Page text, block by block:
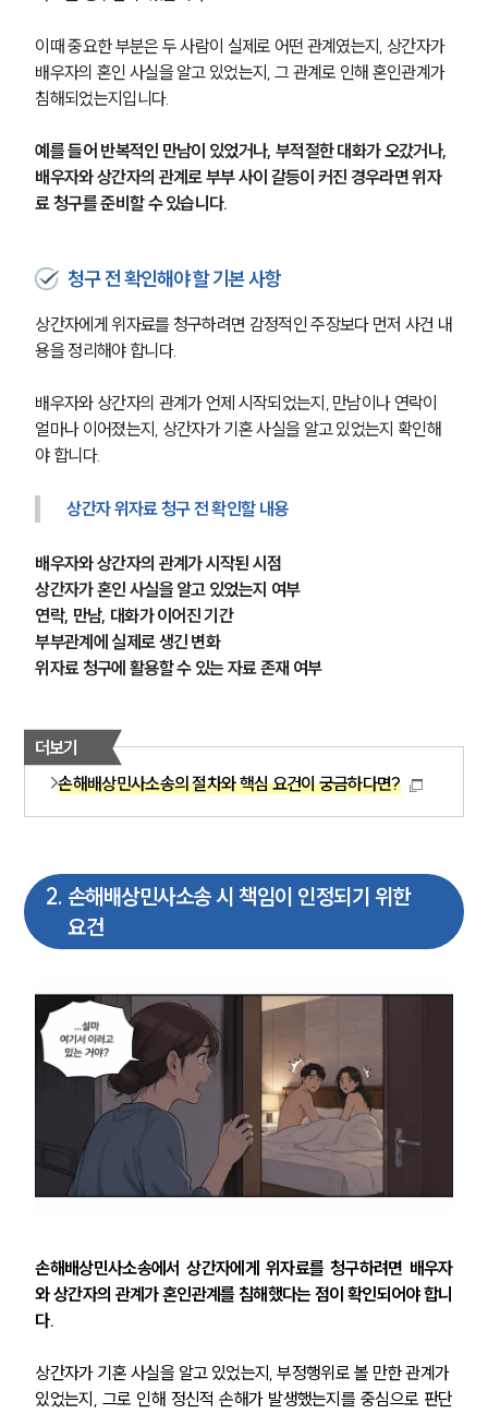
이때 중요한 부분은 두 사람이 실제로 어떤 관계였는지, 상간자가
배우자의 혼인 사실을 알고 있었는지, 그 관계로 인해 혼인관계가
침해되었는지입니다.
예를 들어 반복적인 만남이 있었거나, 부적절한 대화가 오갔거나,
배우자와 상간자의 관계로 부부 사이 갈등이 커진 경우라면 위자
료 청구를 준비할 수 있습니다.
청구 전 확인해야 할 기본 사항
상간자에게 위자료를 청구하려면 감정적인 주장보다 먼저 사건 내
용을 정리해야 합니다.
배우자와 상간자의 관계가 언제 시작되었는지, 만남이나 연락이
얼마나 이어졌는지, 상간자가 기혼 사실을 알고 있었는지 확인해
야 합니다.
상간자 위자료 청구 전 확인할 내용
배우자와 상간자의 관계가 시작된 시점
상간자가 혼인 사실을 알고 있었는지 여부
연락, 만남, 대화가 이어진 기간
부부관계에 실제로 생긴 변화
위자료 청구에 활용할 수 있는 자료 존재 여부
더보기
손해배상민사소송의 절차와 핵심 요건이 궁금하다면?
2. 손해배상민사소송 시 책임이 인정되기 위한
요건
손해배상민사소송에서 상간자에게 위자료를 청구하려면 배우자
와 상간자의 관계가 혼인관계를 침해했다는 점이 확인되어야 합니
다.
상간자가 기혼 사실을 알고 있었는지, 부정행위로 볼 만한 관계가
있었는지, 그로 인해 정신적 손해가 발생했는지를 중심으로 판단